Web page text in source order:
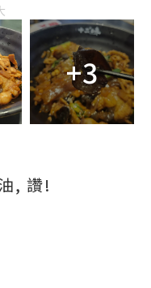
+3
, 讚!